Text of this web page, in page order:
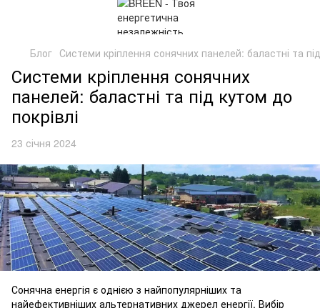
Блог Системи кріплення сонячних панелей: баластні та
Системи кріплення сонячних
панелей: баластні та під кутом до
покрівлі
23 січня 2024
Сонячна енергія є однією з найпопулярніших та
найефективніших альтернативних джерел енергії. Вибір